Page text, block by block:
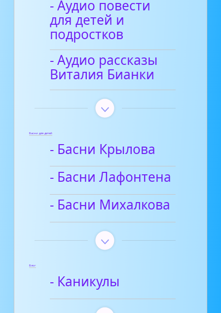
- Аудио повести
для детей и
подростков
- Аудио рассказы
Виталия Бианки
Басни для детей
- Басни Крылова
- Басни Лафонтена
- Басни Михалкова
Блог
- Каникулы